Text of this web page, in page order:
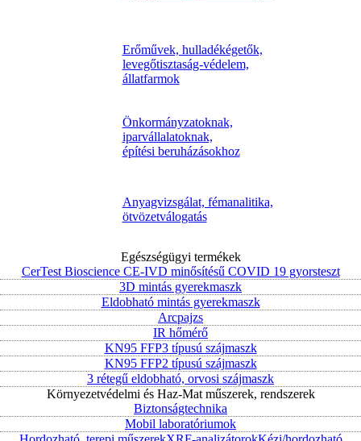
Erőművek, hulladékégetők,
levegőtisztaság-védelem,
állatfarmok
Önkormányzatoknak,
iparvállalatoknak,
építési beruházásokhoz
Anyagvizsgálat, fémanalitika,
ötvözetválogatás
Egészségügyi termékek
CerTest Bioscience CE-IVD minősítésű COVID 19 gyorsteszt
3D mintás gyerekmaszk
Eldobható mintás gyerekmaszk
Arcpajzs
IR hőmérő
KN95 FFP3 típusú szájmaszk
KN95 FFP2 típusú szájmaszk
3 rétegű eldobható, orvosi szájmaszk
Környezetvédelmi és Haz-Mat műszerek, rendszerek
Biztonságtechnika
Mobil laboratóriumok